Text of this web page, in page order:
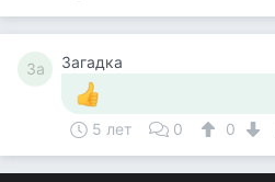
За Загадка
5 лет 0 0